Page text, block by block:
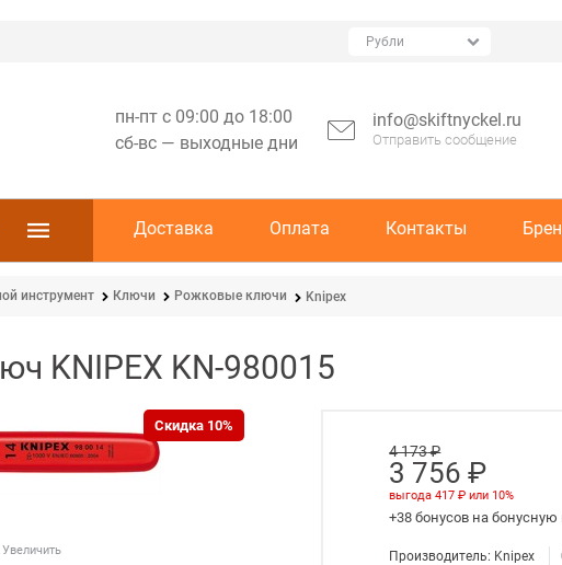
пн-пт с 09:00 до 18:00
сб-вс — выходные дни
info@skiftnyckel.ru
Отправить сообщение
Доставка Оплата Контакты
инструмент Ключи Рожковые ключи Knipex
KNIPEX KN-980015
Скидка 10%
Увеличить
4 173 ₽
3 756 ₽
выгода417 ₽ или 10%
+38 бонусов на бонусную
Производитель: Knipex